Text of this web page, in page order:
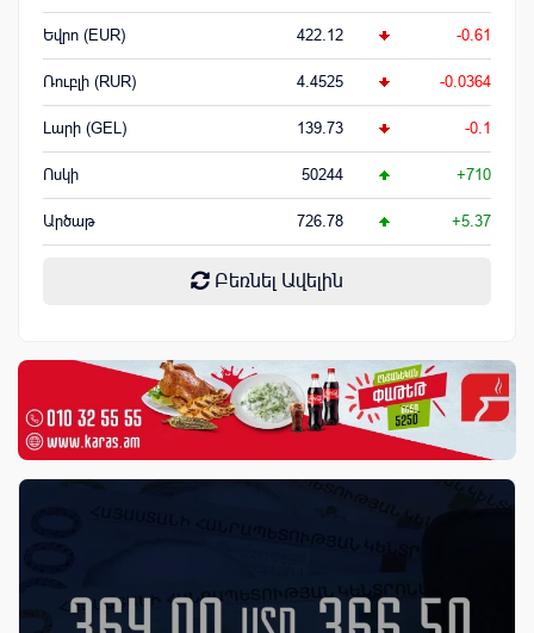
Եվրո (EUR) 422.12 -0.61
Ռուբլի (RUR) 4.4525 -0.0364
Լարի (GEL) 139.73 -0.1
Ոսկի 50244 +710
Արծաթ 726.78 +5.37
Բեռնել Ավելին